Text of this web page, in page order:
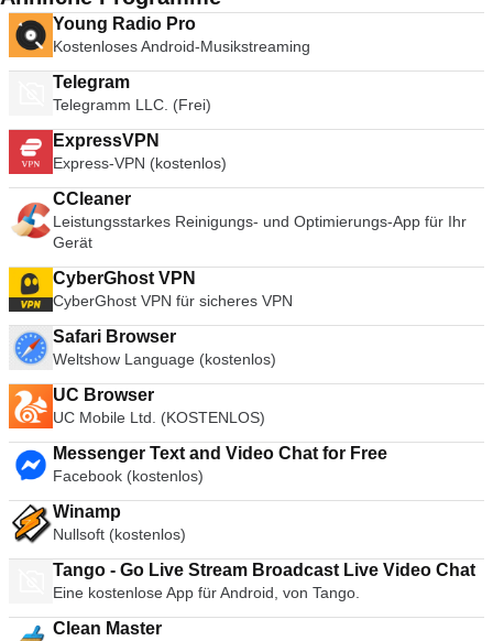
Young Radio Pro
Kostenloses Android-Musikstreaming
Telegram
Telegramm LLC. (Frei)
ExpressVPN
Express-VPN (kostenlos)
CCleaner
Leistungsstarkes Reinigungs- und Optimierungs-App für Ihr
Gerät
CyberGhost VPN
CyberGhost VPN für sicheres VPN
Safari Browser
Weltshow Language (kostenlos)
UC Browser
UC Mobile Ltd. (KOSTENLOS)
Messenger Text and Video Chat for Free
Facebook (kostenlos)
Winamp
Nullsoft (kostenlos)
Tango - Go Live Stream Broadcast Live Video Chat
Eine kostenlose App für Android, von Tango.
Clean Master